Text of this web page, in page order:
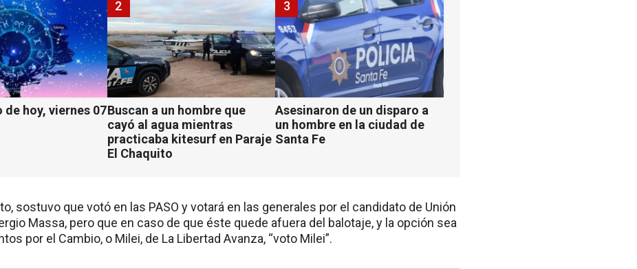
hoy, viernes 07Buscan a un hombre que
cayó al agua mientras
practicaba kitesurf en Paraje
El Chaquito
2
Asesinaron de un disparo a
un hombre en la ciudad de
Santa Fe
3
sostuvo que votó en las PASO y votará en las generales por el candidato de Unión
Massa, pero que en caso de que éste quede afuera del balotaje, y la opción sea
por el Cambio, o Milei, de La Libertad Avanza, “voto Milei”.